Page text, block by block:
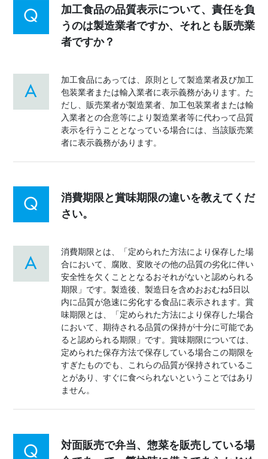
加工食品の品質表示について、責任を負
うのは製造業者ですか、それとも販売業
者ですか？
加工食品にあっては、原則として製造業者及び加工
包装業者または輸入業者に表示義務があります。た
だし、販売業者が製造業者、加工包装業者または輸
入業者との合意等により製造業者等に代わって品質
表示を行うこととなっている場合には、当該販売業
者に表示義務があります。
消費期限と賞味期限の違いを教えてくだ
さい。
消費期限とは、「定められた方法により保存した場
合において、腐敗、変敗その他の品質の劣化に伴い
安全性を欠くこととなるおそれがないと認められる
期限」です。製造後、製造日を含めおおむね5日以
内に品質が急速に劣化する食品に表示されます。賞
味期限とは、「定められた方法により保存した場合
において、期待される品質の保持が十分に可能であ
ると認められる期限」です。賞味期限については、
定められた保存方法で保存している場合この期限を
すぎたものでも、これらの品質が保持されているこ
とがあり、すぐに食べられないということではあり
ません。
対面販売で弁当、惣菜を販売している場